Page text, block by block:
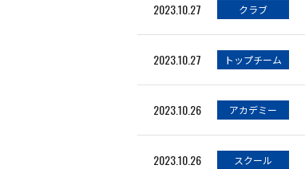
2023.10.27 クラブ
2023.10.27 トップチーム
2023.10.26 アカデミー
2023.10.26 スクール